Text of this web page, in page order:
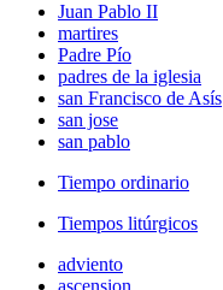
Juan Pablo II
martires
Padre Pío
padres de la iglesia
san Francisco de Asís
san jose
san pablo
Tiempo ordinario
Tiempos litúrgicos
adviento
ascension